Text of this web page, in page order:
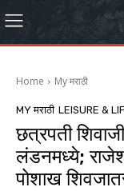
Home My मराठी
MY मराठी LEISURE &
छत्रपती
लंडनमध्ये;
पोशाख